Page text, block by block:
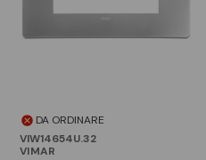
DA ORDINARE
VIW14654U.32
VIMAR